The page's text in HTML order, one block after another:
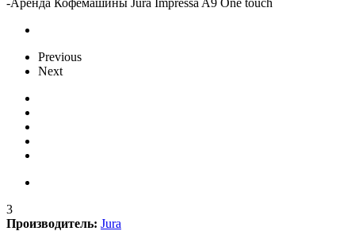
Previous
Next
3
Производитель: Jura